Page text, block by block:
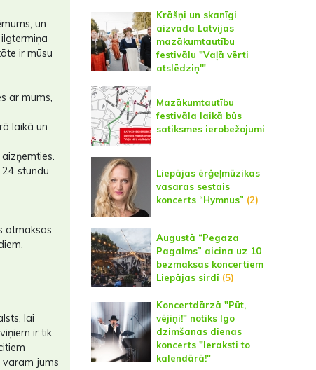
un
ir mūsu
ar mums,
laikā un
stundu
atmaksas
lai
ir tik
varam jums
Krāšņi un skanīgi
aizvada Latvijas
mazākumtautību
festivālu "Vaļā vērti
atslēdziņ'"
Mazākumtautību
festivāla laikā būs
satiksmes ierobežojumi
Liepājas ērģeļmūzikas
vasaras sestais
koncerts “Hymnus” (2)
Augustā “Pegaza
Pagalms” aicina uz 10
bezmaksas koncertiem
Liepājas sirdī(5)
Koncertdārzā "Pūt,
vējiņi!" notiks Igo
dzimšanas dienas
koncerts "Ieraksti to
kalendārā!"